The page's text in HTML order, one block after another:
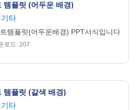
템플릿 (어두운 배경)
기타
템플릿(어두운배경) PPT서식입니다
로드: 207
템플릿 (갈색 배경)
기타